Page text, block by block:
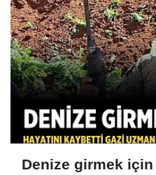
Denize girmek için